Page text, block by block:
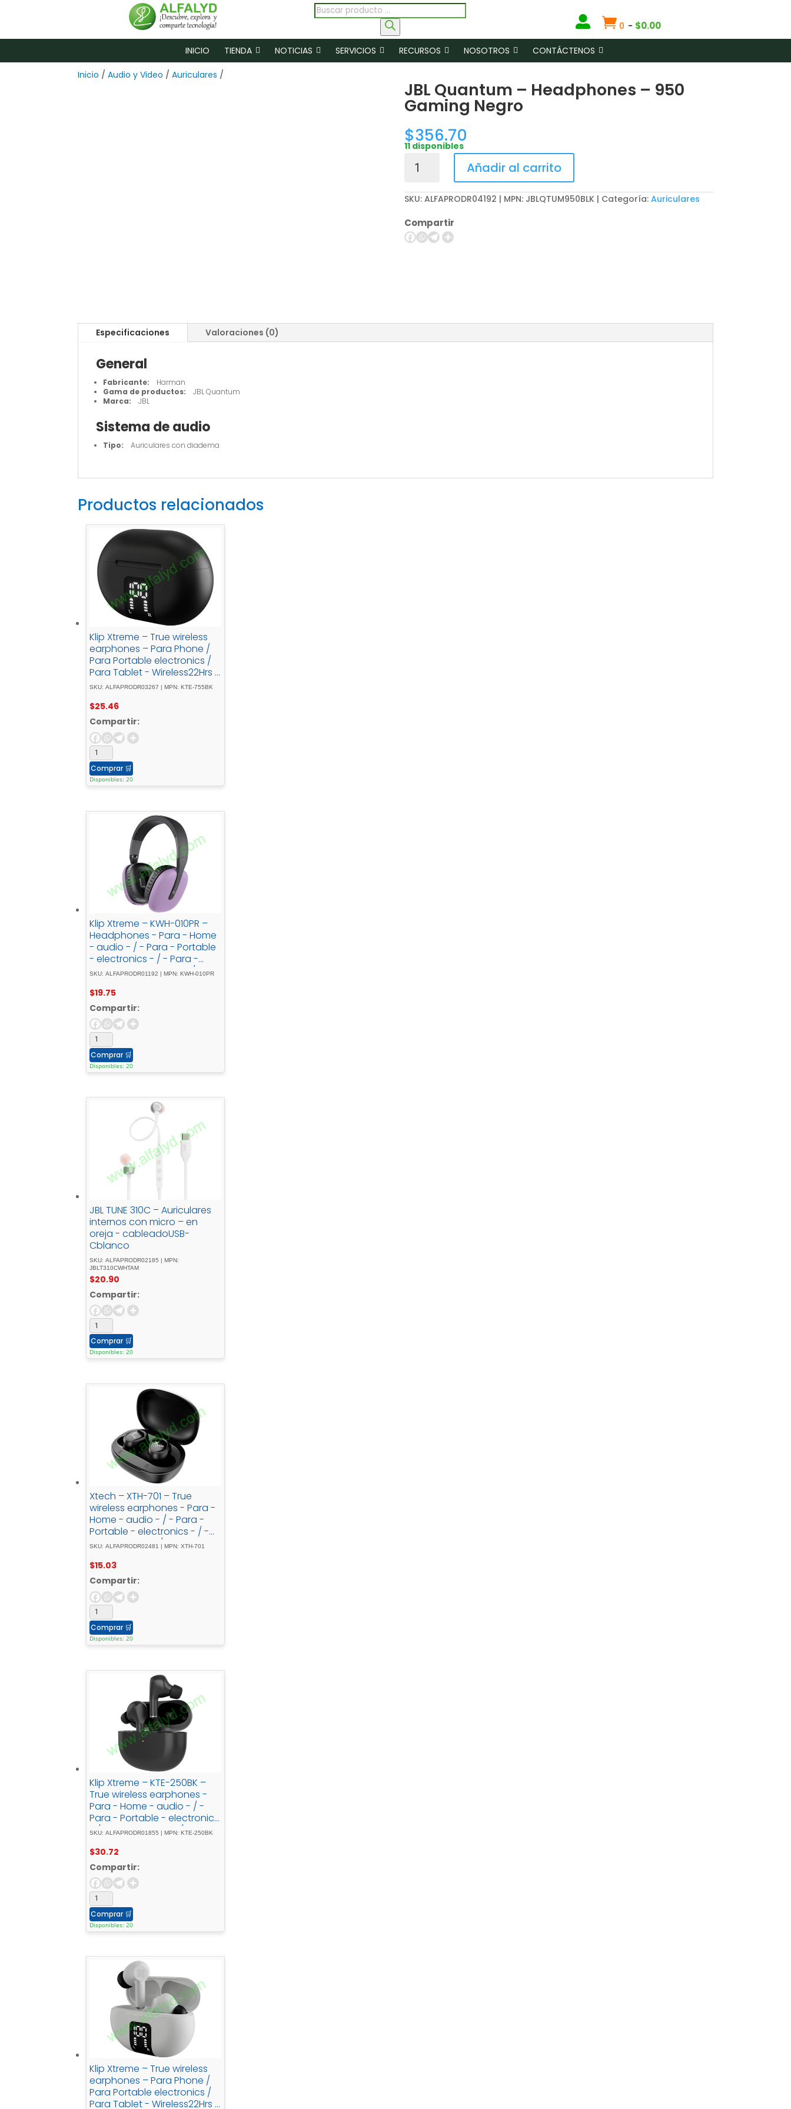
Búsqueda
productos
  0 - $0.00
INICIO TIENDA NOTICIAS SERVICIOS RECURSOS NOSOTROS CONTÁCTENOS
Inicio / Audio y Video / Auriculares /
JBL Quantum – Headphones – 950
Gaming Negro
$356.70
11 disponibles
Quantum
Headphones
950
Gaming
Añadir al carrito
SKU: ALFAPRODR04192 | MPN: JBLQTUM950BLK Categoría: Auriculares
Compartir
Especificaciones Valoraciones (0)
General
Fabricante: Harman
Gama de productos: JBL Quantum
Marca: JBL
Sistema de audio
Tipo: Auriculares con diadema
Productos relacionados
Klip Xtreme – True wireless
earphones – Para Phone /
Para Portable electronics /
Para Tablet - Wireless22Hrs -
ANC - Black
SKU: ALFAPRODR03267 | MPN: KTE-755BK
$25.46
Compartir:
Comprar 🛒
Disponibles: 20
Klip Xtreme – KWH-010PR –
Headphones - Para - Home
- audio - / - Para - Portable
- electronics - / - Para -
Professional - audio - / -
phoneWireless25HrsPurpleBT
SKU: ALFAPRODR01192 | MPN: KWH-010PR
$19.75
Compartir:
Comprar 🛒
Disponibles: 20
JBL TUNE 310C – Auriculares
internos con micro – en
oreja - cableadoUSB-
Cblanco
SKU: ALFAPRODR02185 | MPN:
JBLT310CWHTAM
$20.90
Compartir:
Comprar 🛒
Disponibles: 20
Xtech – XTH-701 – True
wireless earphones - Para -
Home - audio - / - Para -
Portable - electronics - / -
Para - Tablet - / - Para -
phoneWirelessXound -
W/Charging - Case
SKU: ALFAPRODR02481 | MPN: XTH-701
$15.03
Compartir:
Comprar 🛒
Disponibles: 20
Klip Xtreme – KTE-250BK –
True wireless earphones -
Para - Home - audio - / -
Para - Portable - electronics
- / - Para - Tablet - / - Para -
- Charging21h
SKU: ALFAPRODR01855 | MPN: KTE-250BK
$30.72
Compartir:
Comprar 🛒
Disponibles: 20
Klip Xtreme – True wireless
earphones – Para Phone /
Para Portable electronics /
Para Tablet - Wireless22Hrs -